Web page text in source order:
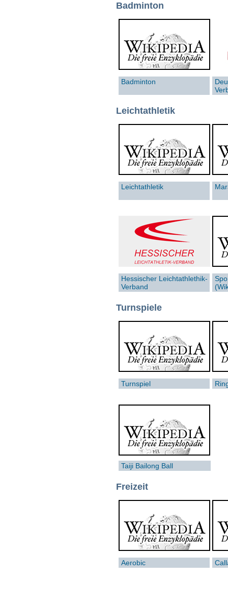
Badminton
Badminton
Leichtathletik
Leichtathletik
Hessischer Leichtathlethik-
Verband
Turnspiele
Turnspiel
Taiji Bailong Ball
Freizeit
Aerobic